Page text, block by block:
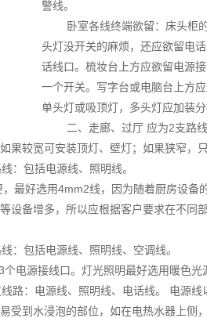
警线。
卧室各线终端欲留：床头柜
头灯没开关的麻烦，还应欲留电
话线口。梳妆台上方应欲留电源
一个开关。写字台或电脑台上方
单头灯或吸顶灯，多头灯应加装
二、走廊、过厅 应为2支路
果较宽可安装顶灯、壁灯；如果狭窄，
：包括电源线、照明线。
最好选用4mm2线，因为随着厨房设
设备增多，所以应根据客户要求在不同
：包括电源线、照明线、空调线。
电源接线口。灯光照明最好选用暖色
路：电源线、照明线、电话线。 电源
受到水浸泡的部位，如在电热水器上侧